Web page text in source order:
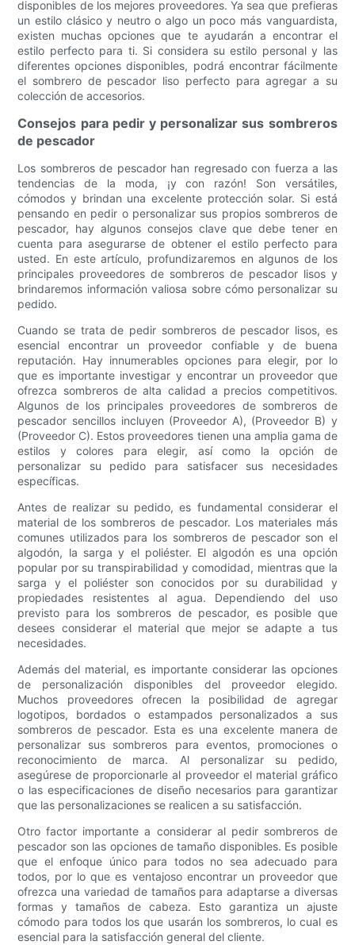
disponibles de los mejores proveedores. Ya sea que prefieras
un estilo clásico y neutro o algo un poco más vanguardista,
existen muchas opciones que te ayudarán a encontrar el
estilo perfecto para ti. Si considera su estilo personal y las
diferentes opciones disponibles, podrá encontrar fácilmente
el sombrero de pescador liso perfecto para agregar a su
colección de accesorios.
Consejos para pedir y personalizar sus sombreros
de pescador
Los sombreros de pescador han regresado con fuerza a las
tendencias de la moda, ¡y con razón! Son versátiles,
cómodos y brindan una excelente protección solar. Si está
pensando en pedir o personalizar sus propios sombreros de
pescador, hay algunos consejos clave que debe tener en
cuenta para asegurarse de obtener el estilo perfecto para
usted. En este artículo, profundizaremos en algunos de los
principales proveedores de sombreros de pescador lisos y
brindaremos información valiosa sobre cómo personalizar su
pedido.
Cuando se trata de pedir sombreros de pescador lisos, es
esencial encontrar un proveedor confiable y de buena
reputación. Hay innumerables opciones para elegir, por lo
que es importante investigar y encontrar un proveedor que
ofrezca sombreros de alta calidad a precios competitivos.
Algunos de los principales proveedores de sombreros de
pescador sencillos incluyen (Proveedor A), (Proveedor B) y
(Proveedor C). Estos proveedores tienen una amplia gama de
estilos y colores para elegir, así como la opción de
personalizar su pedido para satisfacer sus necesidades
específicas.
Antes de realizar su pedido, es fundamental considerar el
material de los sombreros de pescador. Los materiales más
comunes utilizados para los sombreros de pescador son el
algodón, la sarga y el poliéster. El algodón es una opción
popular por su transpirabilidad y comodidad, mientras que la
sarga y el poliéster son conocidos por su durabilidad y
propiedades resistentes al agua. Dependiendo del uso
previsto para los sombreros de pescador, es posible que
desees considerar el material que mejor se adapte a tus
necesidades.
Además del material, es importante considerar las opciones
de personalización disponibles del proveedor elegido.
Muchos proveedores ofrecen la posibilidad de agregar
logotipos, bordados o estampados personalizados a sus
sombreros de pescador. Esta es una excelente manera de
personalizar sus sombreros para eventos, promociones o
reconocimiento de marca. Al personalizar su pedido,
asegúrese de proporcionarle al proveedor el material gráfico
o las especificaciones de diseño necesarios para garantizar
que las personalizaciones se realicen a su satisfacción.
Otro factor importante a considerar al pedir sombreros de
pescador son las opciones de tamaño disponibles. Es posible
que el enfoque único para todos no sea adecuado para
todos, por lo que es ventajoso encontrar un proveedor que
ofrezca una variedad de tamaños para adaptarse a diversas
formas y tamaños de cabeza. Esto garantiza un ajuste
cómodo para todos los que usarán los sombreros, lo cual es
esencial para la satisfacción general del cliente.